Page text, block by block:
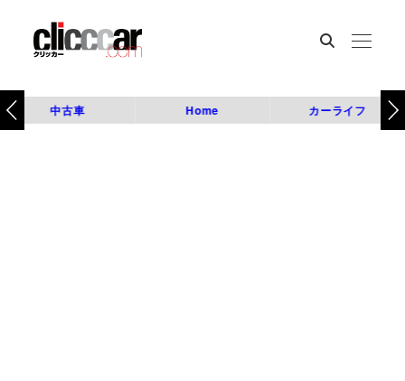
中古車 Home カーライフ